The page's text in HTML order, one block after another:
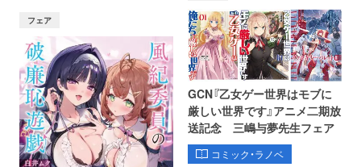
フェア
GCN『乙女ゲー世界はモブに
厳しい世界です』アニメ二期放
送記念 三嶋与夢先生フェア
コミック・ラノベ